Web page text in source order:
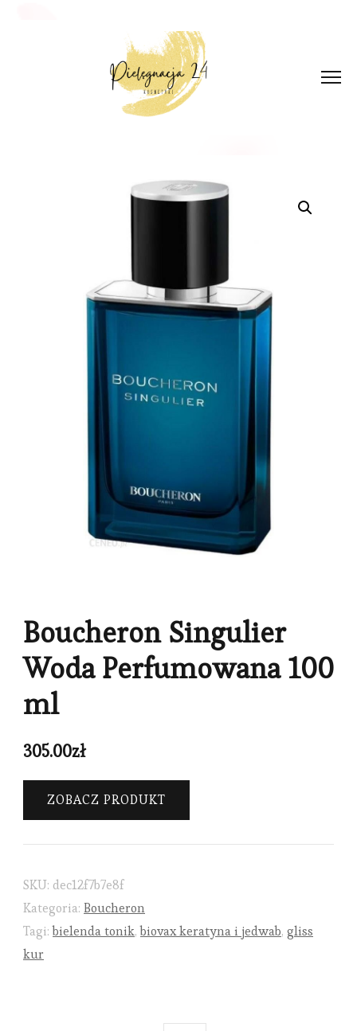
Boucheron Singulier
Woda Perfumowana 100
ml
305.00zł
ZOBACZ PRODUKT
SKU: dec12f7b7e8f
Kategoria: Boucheron
Tagi:bielenda tonik,biovax keratyna i jedwab, gliss
kur